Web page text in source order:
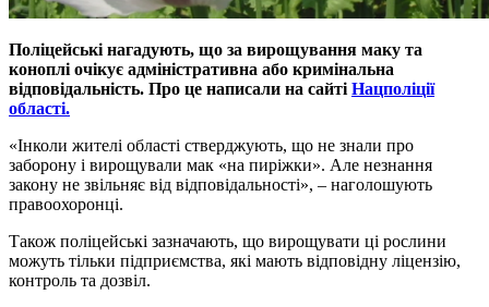
Поліцейські нагадують, що за вирощування маку та
коноплі очікує адміністративна або кримінальна
відповідальність. Про це написали на сайті Нацполіції
області.
«Інколи жителі області стверджують, що не знали про
заборону і вирощували мак «на пиріжки». Але незнання
закону не звільняє від відповідальності», – наголошують
правоохоронці.
Також поліцейські зазначають, що вирощувати ці рослини
можуть тільки підприємства, які мають відповідну ліцензію,
контроль та дозвіл.